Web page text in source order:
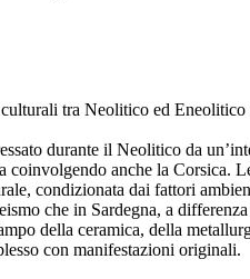
tra Neolitico ed
durante il Neolitico da
coinvolgendo anche la Corsica.
condizionata dai fattori
che in Sardegna, a
della ceramica, della
con manifestazioni originali.